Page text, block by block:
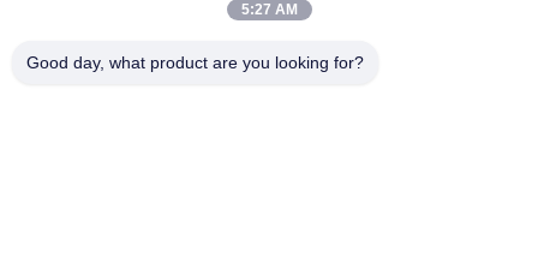
5:27 AM
Good day, what product are you looking for?